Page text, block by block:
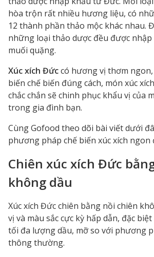
hòa trộn rất nhiều hương liệu, có
12 thành phần thảo mộc khác nhau.
những loại thảo dược đều được
muối quặng.
Xúc xích Đứccó hương vị thơm
biến chế biến đúng cách, món xúc
chắc chắn sẽ chinh phục khẩu vị của
trong gia đình bạn.
Cùng Gofood theo dõi bài viết dưới
phương pháp chế biến xúc xích ngon
Chiên xúc xích Đức
không dầu
Xúc xích Đức chiên bằng nồi chiên
vị và màu sắc cực kỳ hấp dẫn, đặc
tối đa lượng dầu, mỡ so với phương
thông thường.